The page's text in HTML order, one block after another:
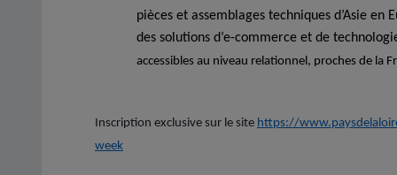
pièces et assemblages techniques d’Asie
des solutions d’e-commerce et de
accessibles au niveau relationnel, proches de la
Inscription exclusive sur le site https://
week